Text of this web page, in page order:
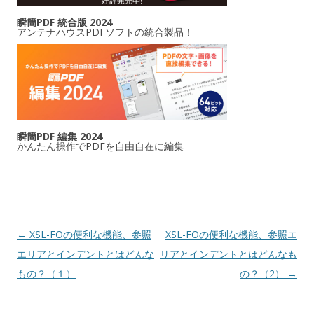
瞬簡PDF 統合版 2024
アンテナハウスPDFソフトの統合製品！
瞬簡PDF 編集 2024
かんたん操作でPDFを自由自在に編集
投稿ナビゲーション
← XSL-FOの便利な機能、参照
エリアとインデントとはどんな
もの？（１）
XSL-FOの便利な機能、参照エ
リアとインデントとはどんなも
の？（2）
→